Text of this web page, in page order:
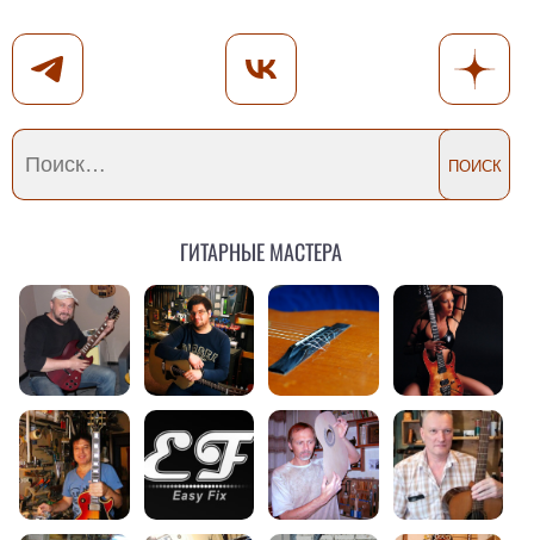
Гитарные мастера